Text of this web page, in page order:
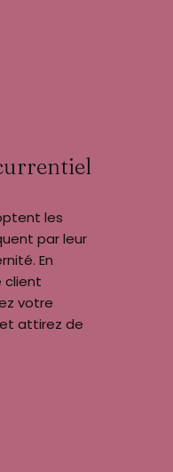
les
par leur
En
client
votre
attirez de